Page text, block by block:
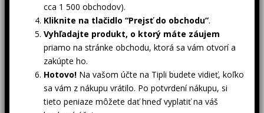
cca 1 500 obchodov).
Kliknite na tlačidlo “Prejsť do obchodu”.
Vyhľadajte produkt, o ktorý máte záujem
priamo na stránke obchodu, ktorá sa vám otvorí a
zakúpte ho.
Hotovo! Na vašom účte na Tipli budete vidieť, koľko
sa vám z nákupu vrátilo. Po potvrdení nákupu, si
tieto peniaze môžete dať hneď vyplatiť na váš